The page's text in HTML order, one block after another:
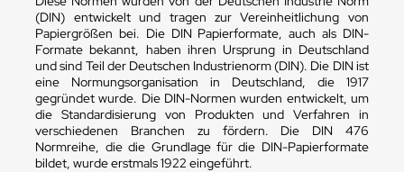
(DIN) entwickelt und tragen zur Vereinheitlichung von
Papiergrößen bei. Die DIN Papierformate, auch als DIN-
Formate bekannt, haben ihren Ursprung in Deutschland
und sind Teil der Deutschen Industrienorm (DIN). Die DIN ist
eine Normungsorganisation in Deutschland, die 1917
gegründet wurde. Die DIN-Normen wurden entwickelt, um
die Standardisierung von Produkten und Verfahren in
verschiedenen Branchen zu fördern. Die DIN 476
Normreihe, die die Grundlage für die DIN-Papierformate
bildet, wurde erstmals 1922 eingeführt.